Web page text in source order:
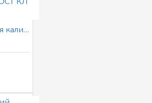
Автоматическая калитка БЛОКПОСТ КЛ 700